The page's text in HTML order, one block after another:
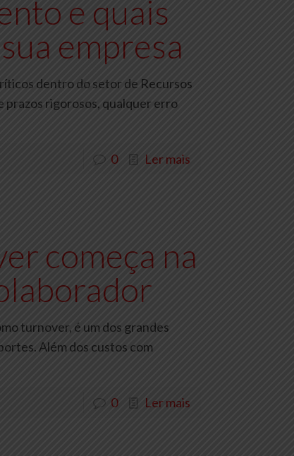
e quais
empresa
dentro do setor de Recursos
prazos rigorosos, qualquer erro
0 Ler mais
começa na
turnover, é um dos grandes
Além dos custos com
0 Ler mais